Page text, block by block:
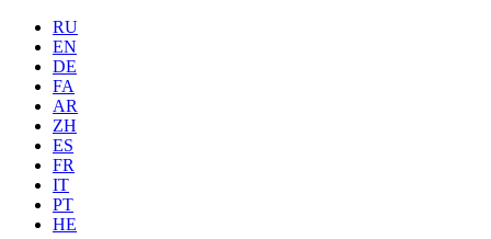
RU
EN
DE
FA
AR
ZH
ES
FR
IT
PT
HE